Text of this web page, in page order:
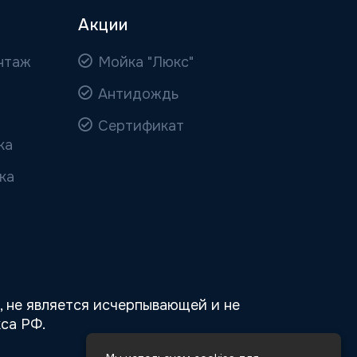
Акции
Мойка "Люкс"
Антидождь
Сертификат
является исчерпывающей и не
РФ.